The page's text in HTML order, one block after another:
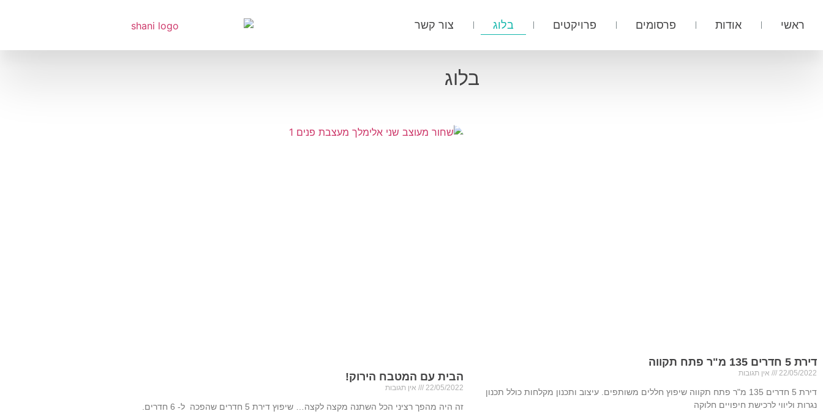
ראשי אודות פרסומים פרויקטים בלוג צור קשר
בלוג
דירת 5 חדרים 135 מ"ר פתח תקווה
22/05/2022 אין תגובות
דירת 5 חדרים 135 מ"ר פתח תקווה שיפוץ חללים משותפים. עיצוב ותכנון מקלחות כולל תכנון
נגרות וליווי לרכישת חיפויים חלוקה
הבית עם המטבח הירוק!
22/05/2022 אין תגובות
זה היה מהפך רציני הכל השתנה מקצה לקצה… שיפוץ דירת 5 חדרים שהפכה ל- 6 חדרים.